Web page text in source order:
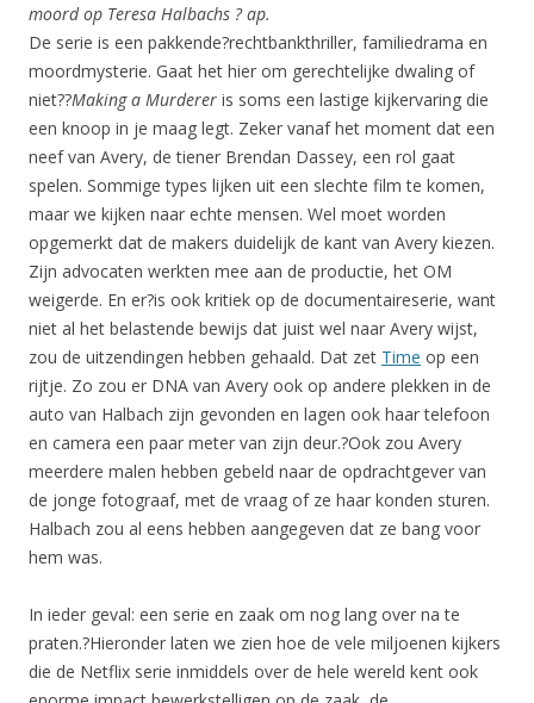
moord op Teresa Halbachs ? ap.
De serie is een pakkende?rechtbankthriller, familiedrama en
moordmysterie. Gaat het hier om gerechtelijke dwaling of
niet??Making a Murderer is soms een lastige kijkervaring die
een knoop in je maag legt. Zeker vanaf het moment dat een
neef van Avery, de tiener Brendan Dassey, een rol gaat
spelen. Sommige types lijken uit een slechte film te komen,
maar we kijken naar echte mensen. Wel moet worden
opgemerkt dat de makers duidelijk de kant van Avery kiezen.
Zijn advocaten werkten mee aan de productie, het OM
weigerde. En er?is ook kritiek op de documentaireserie, want
niet al het belastende bewijs dat juist wel naar Avery wijst,
zou de uitzendingen hebben gehaald. Dat zet Time op een
rijtje. Zo zou er DNA van Avery ook op andere plekken in de
auto van Halbach zijn gevonden en lagen ook haar telefoon
en camera een paar meter van zijn deur.?Ook zou Avery
meerdere malen hebben gebeld naar de opdrachtgever van
de jonge fotograaf, met de vraag of ze haar konden sturen.
Halbach zou al eens hebben aangegeven dat ze bang voor
hem was.
In ieder geval: een serie en zaak om nog lang over na te
praten.?Hieronder laten we zien hoe de vele miljoenen kijkers
die de Netflix serie inmiddels over de hele wereld kent ook